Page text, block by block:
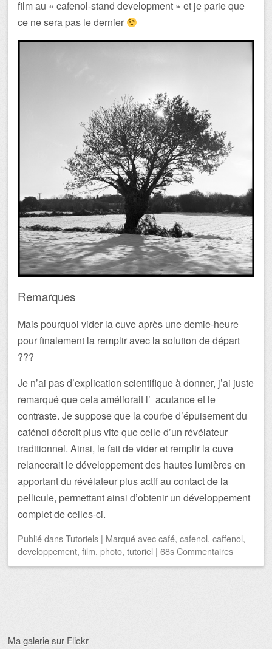
film au « cafenol-stand development » et je parie que
ce ne sera pas le dernier
Remarques
Mais pourquoi vider la cuve après une demie-heure
pour finalement la remplir avec la solution de départ
???
Je n’ai pas d’explication scientifique à donner, j’ai juste
remarqué que cela améliorait l’ acutance et le
contraste. Je suppose que la courbe d’épuisement du
cafénol décroit plus vite que celle d’un révélateur
traditionnel. Ainsi, le fait de vider et remplir la cuve
relancerait le développement des hautes lumières en
apportant du révélateur plus actif au contact de la
pellicule, permettant ainsi d’obtenir un développement
complet de celles-ci.
PubliédansTutoriels | Marqué aveccafé, cafenol, caffenol,
developpement, film, photo, tutoriel | 68s Commentaires
Ma galerie sur Flickr